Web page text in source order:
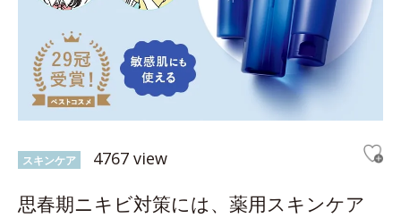
スキンケア 4767 view
思春期ニキビ対策には、薬用スキンケア